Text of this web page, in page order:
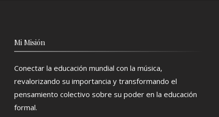
Mi Misión
Conectar la educación mundial con la música,
revalorizando su importancia y transformando el
pensamiento colectivo sobre su poder en la educación
formal.